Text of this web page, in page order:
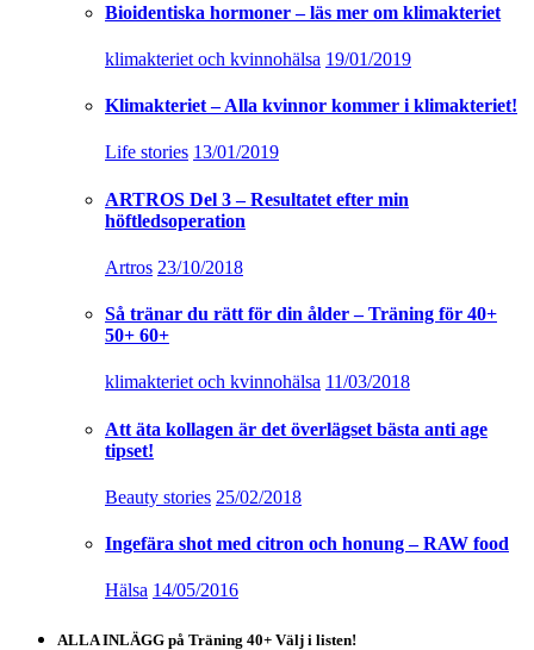
Bioidentiska hormoner – läs mer om klimakteriet
klimakteriet och kvinnohälsa 19/01/2019
Klimakteriet – Alla kvinnor kommer i klimakteriet!
Life stories 13/01/2019
ARTROS Del 3 – Resultatet efter min
höftledsoperation
Artros 23/10/2018
Så tränar du rätt för din ålder – Träning för 40+
50+ 60+
klimakteriet och kvinnohälsa 11/03/2018
Att äta kollagen är det överlägset bästa anti age
tipset!
Beauty stories 25/02/2018
Ingefära shot med citron och honung – RAW food
Hälsa 14/05/2016
ALLA INLÄGG på Träning 40+ Välj i listen!